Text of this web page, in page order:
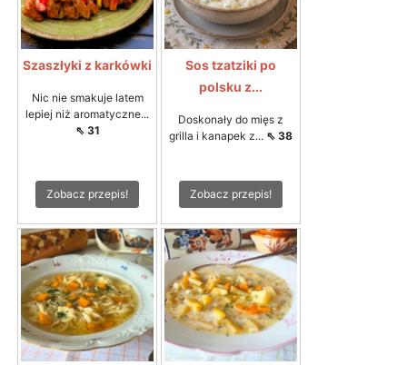
Szaszłyki z karkówki
Nic nie smakuje latem
lepiej niż aromatyczne...
⇖ 31
Zobacz przepis!
Sos tzatziki po
polsku z...
Doskonały do mięs z
grilla i kanapek z... ⇖ 38
Zobacz przepis!